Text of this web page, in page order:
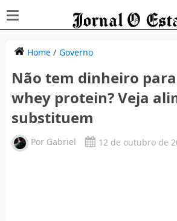
Home/ Governo
Não tem dinheiro
whey protein? Veja
substituem
Por Gabriel 12 de outubro de